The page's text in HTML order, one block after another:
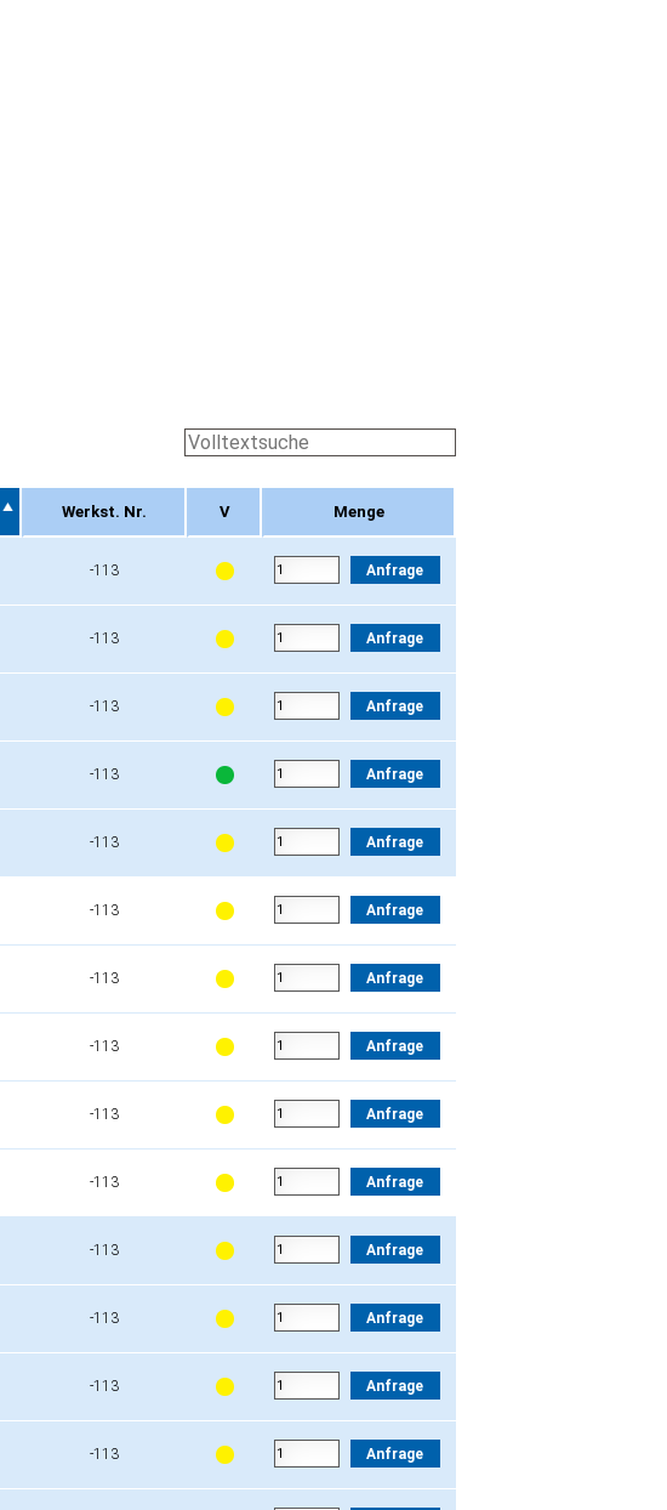
Werkst. Nr. V Menge
-113 Anfrage
-113 Anfrage
-113 Anfrage
-113 Anfrage
-113 Anfrage
-113 Anfrage
-113 Anfrage
-113 Anfrage
-113 Anfrage
-113 Anfrage
-113 Anfrage
-113 Anfrage
-113 Anfrage
-113 Anfrage